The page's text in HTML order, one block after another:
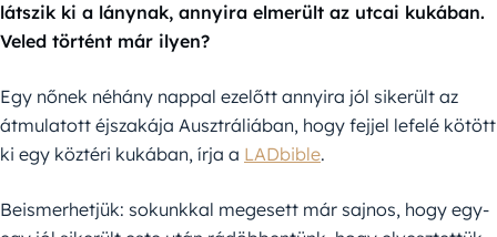
látszik ki a lánynak, annyira elmerült az utcai kukában.
Veled történt már ilyen?
Egy nőnek néhány nappal ezelőtt annyira jól sikerült az
átmulatott éjszakája Ausztráliában, hogy fejjel lefelé kötött
ki egy köztéri kukában, írja a LADbible.
Beismerhetjük: sokunkkal megesett már sajnos, hogy egy-